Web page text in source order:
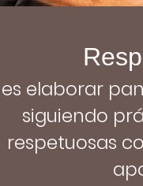
es elaborar
siguiendo
respetuosas